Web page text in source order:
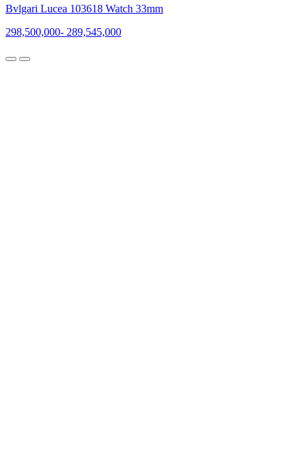
Bvlgari Lucea 103618 Watch 33mm
298,500,000- 289,545,000